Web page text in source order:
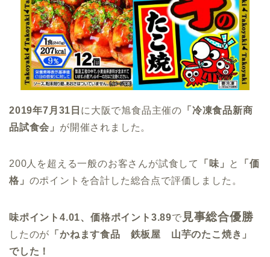
2019年7月31日 に大阪で旭食品主催の 「冷凍食品新商
品試食会」 が開催されました。
200人を超える一般のお客さんが試食して 「味」 と
「価
格」 のポイントを合計した総合点で評価しました。
味ポイント4.01、価格ポイント3.89で 見事総合優勝
したのが 「かねます食品 鉄板屋 山芋のたこ焼き」
でした！